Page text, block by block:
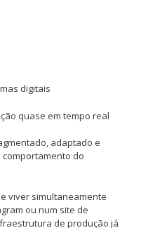
digitais
quase em tempo real
adaptado e
do
viver simultaneamente
ou num site de
de produção já